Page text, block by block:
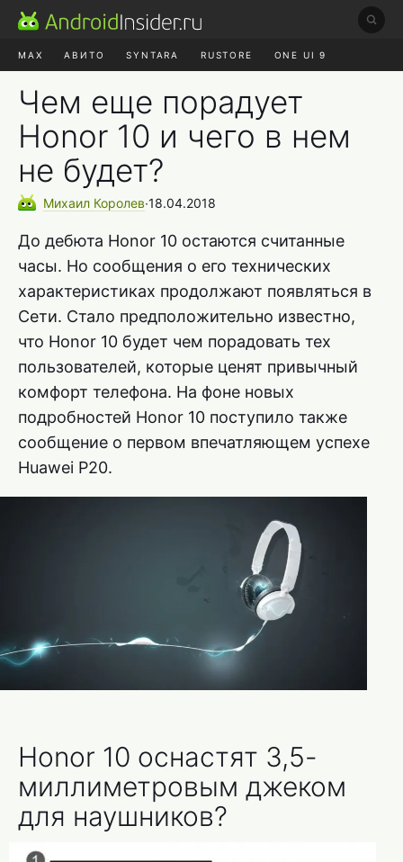
MAX АВИТО SYNTARA RUSTORE ONE UI 9
Чем еще порадует
Honor 10 и чего в нем
не будет?
Михаил Королев∙18.04.2018
До дебюта Honor 10 остаются считанные
часы. Но сообщения о его технических
характеристиках продолжают появляться в
Сети. Стало предположительно известно,
что Honor 10 будет чем порадовать тех
пользователей, которые ценят привычный
комфорт телефона. На фоне новых
подробностей Honor 10 поступило также
сообщение о первом впечатляющем успехе
Huawei P20.
Honor 10 оснастят 3,5-
миллиметровым джеком
для наушников?